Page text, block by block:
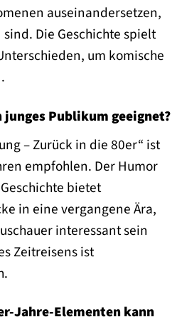
auseinandersetzen,
Die Geschichte spielt
um komische
Publikum geeignet?
– Zurück in die 80er“ ist
empfohlen. Der Humor
bietet
in eine vergangene Ära,
interessant sein
Zeitreisens ist
Jahre-Elementen kann